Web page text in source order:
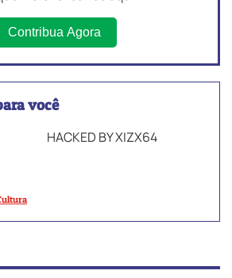
Contribua Agora
você
HACKED BY XIZX64